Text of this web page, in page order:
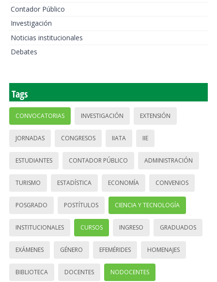
Contador Público
Investigación
Noticias institucionales
Debates
Tags
CONVOCATORIAS INVESTIGACIÓN EXTENSIÓN
JORNADAS CONGRESOS IIATA IIE
ESTUDIANTES CONTADOR PÚBLICO ADMINISTRACIÓN
TURISMO ESTADÍSTICA ECONOMÍA CONVENIOS
POSGRADO POSTÍTULOS CIENCIA Y TECNOLOGÍA
INSTITUCIONALES CURSOS INGRESO GRADUADOS
EXÁMENES GÉNERO EFEMÉRIDES HOMENAJES
BIBLIOTECA DOCENTES NODOCENTES